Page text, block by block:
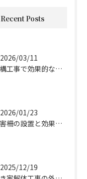
Recent Posts
2026/03/11
外構工事で効果的な防草対策方法
2026/01/23
獣害柵の設置と効果的メンテナンス法
2025/12/19